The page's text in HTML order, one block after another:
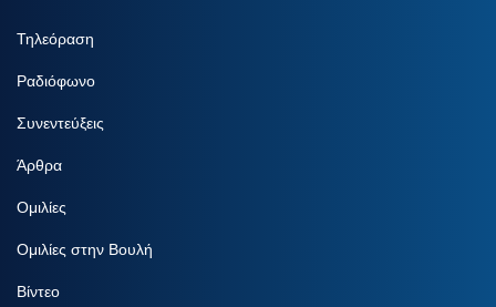
Τηλεόραση
Ραδιόφωνο
Συνεντεύξεις
Άρθρα
Ομιλίες
Ομιλίες στην Βουλή
Βίντεο